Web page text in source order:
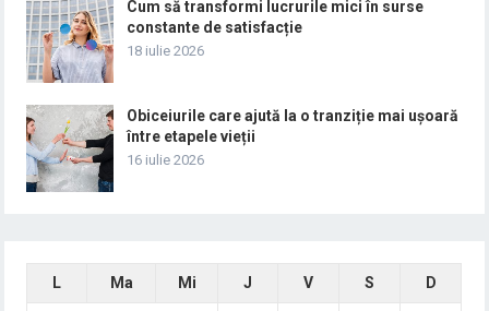
Cum să transformi lucrurile mici în surse
constante de satisfacție
18 iulie 2026
Obiceiurile care ajută la o tranziție mai ușoară
între etapele vieții
16 iulie 2026
L Ma Mi J V S D